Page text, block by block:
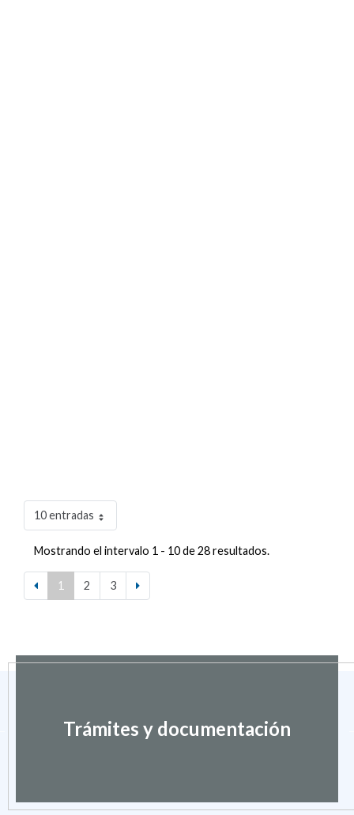
10 entradas
Mostrando el intervalo 1 - 10 de 28 resultados.
1 2 3
Trámites y documentación